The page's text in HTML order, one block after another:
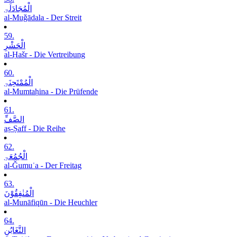
الْمُجَادَلَۃِ
al-Muǧādala - Der Streit
59.
الْحَشْرِ
al-Ḥašr - Die Vertreibung
60.
الْمُمْتَحِنَۃِ
al-Mumtaḥina - Die Prüfende
61.
الصَّفِّ
aṣ-Ṣaff - Die Reihe
62.
الْجُمُعَۃِ
al-Ǧumuʿa - Der Freitag
63.
الْمُنٰفِقُوْنَ
al-Munāfiqūn - Die Heuchler
64.
التَّغَابُنِ